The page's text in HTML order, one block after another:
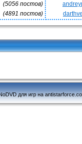
(5056 постов)
(4891 постов)
для игр на